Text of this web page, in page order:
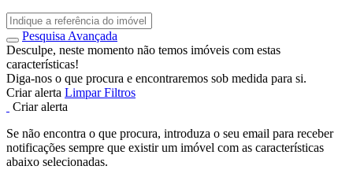
Pesquisa Avançada
Desculpe, neste momento não temos imóveis com estas
características!
Diga-nos o que procura e encontraremos sob medida para si.
Criar alerta Limpar Filtros
Criar alerta
Se não encontra o que procura, introduza o seu email para receber
notificações sempre que existir um imóvel com as características
abaixo selecionadas.